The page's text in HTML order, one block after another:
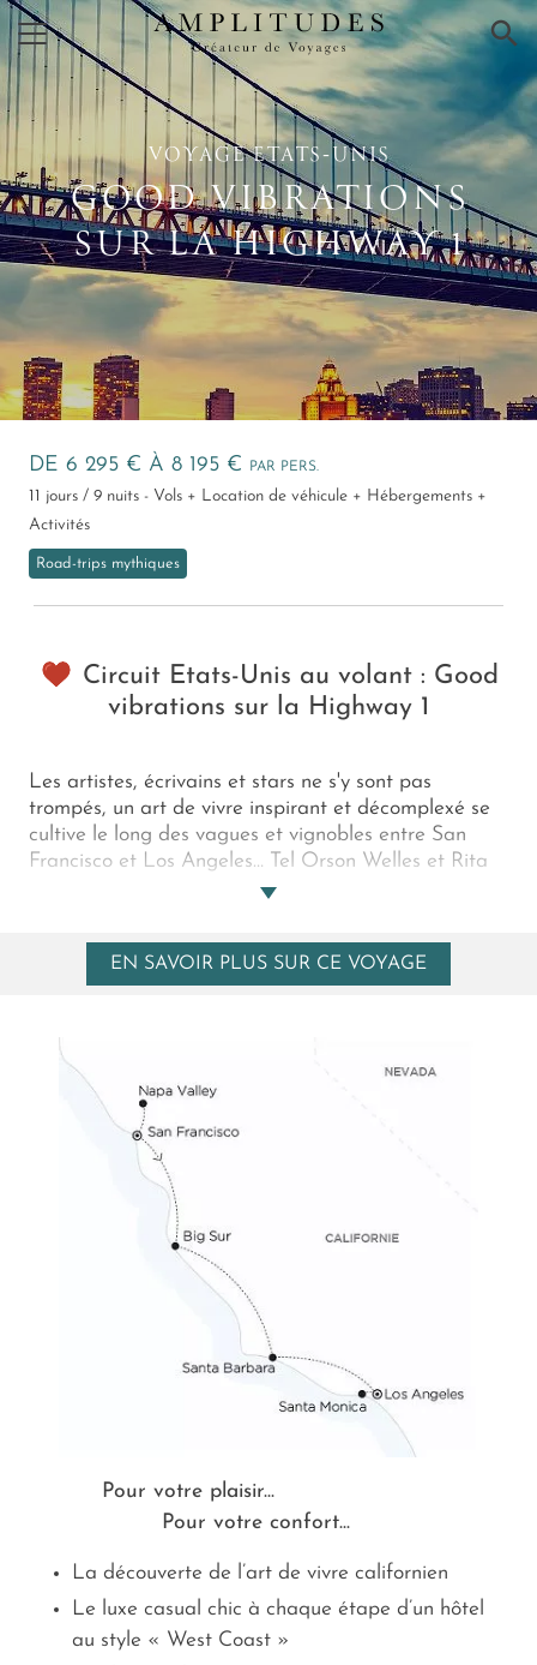
×
VOYAGE ETATS‑UNIS
GOOD VIBRATIONS
SUR LA HIGHWAY 1
DE 6 295 € À 8 195 € PAR PERS.
11 jours / 9 nuits - Vols + Location de véhicule + Hébergements +
Activités
Road-trips mythiques
Circuit Etats-Unis au volant : Good
vibrations sur la Highway 1
Les artistes, écrivains et stars ne s'y sont pas
trompés, un art de vivre inspirant et décomplexé se
cultive le long des vagues et vignobles entre San
Francisco et Los Angeles… Tel Orson Welles et Rita
Hayworth qui vécurent des jours intenses à Big Sur,
circuit en Californie qui vous mènera de paysages
merveilleux en luxueuses adresses, dans une
EN SAVOIR PLUS SUR CE VOYAGE
Pour votre plaisir...
Pour votre confort...
La découverte de l’art de vivre californien
Le luxe casual chic à chaque étape d’un hôtel
au style « West Coast »